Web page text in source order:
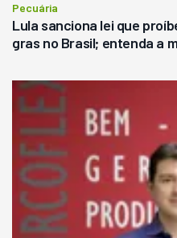
Pecuária
Lula sanciona lei que
gras no Brasil; entenda a